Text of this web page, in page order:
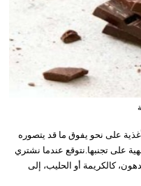
على نحو يفوق ما قد يتصوره
على تجنبها.نتوقع عندما نشتري
كالكريمة أو الحليب، إلى